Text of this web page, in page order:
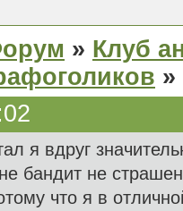
» Клуб
я вдруг
бандит не
что я в